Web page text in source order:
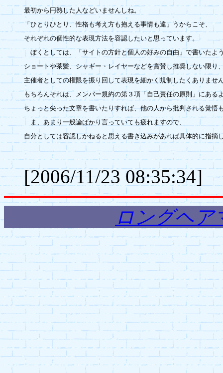
最初から円熟した人などいませんしね。
「ひとりひとり、性格も考え方も抱える事情も違」うからこそ、
それぞれの個性的な表現方法を容認したいと思っています。
ぼくとしては、「サイトの方針と個人の好みの自由」で書いたよ
ショートや茶髪、シャギー・レイヤーなどを賞賛し推奨しない限り
主催者としての権限を振り回して表現を細かく規制したくありませ
もちろんそれは、メンバー規約の第３項「自己責任の原則」にある
ちょっと尖った文章を書いたりすれば、他の人から批判される覚悟
ま、あまり一般論ばかり言っていても疲れますので、
自分としては容認しかねると思える書き込みがあれば具体的に指摘
[2006/11/23 08:35:34]
ロングヘア